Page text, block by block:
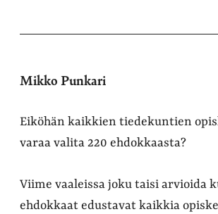
Mikko Punkari
Eiköhän kaikkien tiedekuntien
varaa valita 220 ehdokkaasta?
Viime vaaleissa joku taisi arvioida
ehdokkaat edustavat kaikkia